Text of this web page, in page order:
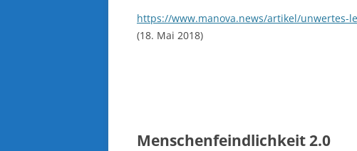
https://www.manova.news/artikel/unwertes-
(18. Mai 2018)
Menschenfeindlichkeit 2.0